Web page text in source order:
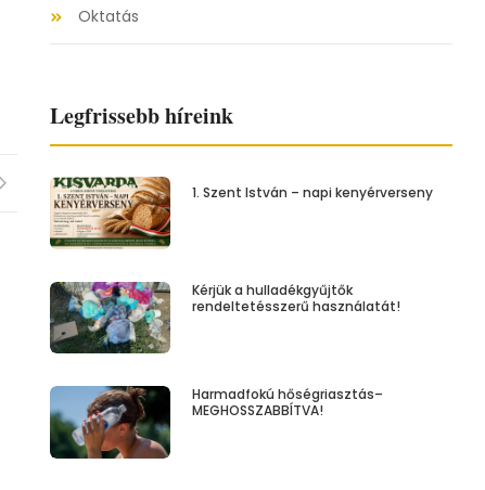
Oktatás
Legfrissebb híreink
1. Szent István – napi kenyérverseny
Kérjük a hulladékgyűjtők
rendeltetésszerű használatát!
Harmadfokú hőségriasztás–
MEGHOSSZABBÍTVA!